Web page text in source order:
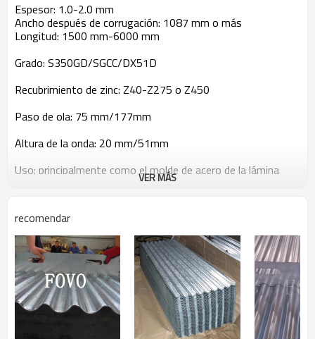
Espesor: 1.0-2.0 mm
Ancho después de corrugación: 1087 mm o más
Longitud: 1500 mm-6000 mm
Grado: S350GD/SGCC/DX51D
Recubrimiento de zinc: Z40-Z275 o Z450
Paso de ola: 75 mm/177mm
Altura de la onda: 20 mm/51mm
Uso: principalmente como el molde de acero de la lámina
para techos de cemento sin asbesto o la lámina para techos
Dibujando a continuación como referencia:
VER MÁS
recomendar